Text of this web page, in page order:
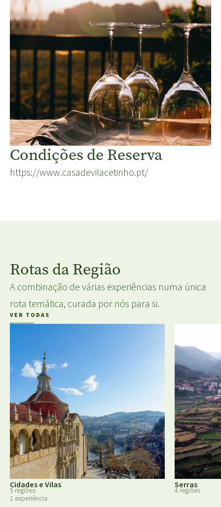
Condições de Reserva
https://www.casadevilacetinho.pt/
Rotas da Região
A combinação de várias experiências numa única
rota temática, curada por nós para si.
VER TODAS
Cidades e Vilas
5 regiões
1 experiência
Serras
4 regiões